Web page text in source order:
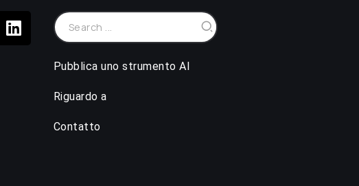
Pubblica uno strumento AI
Riguardo a
Contatto